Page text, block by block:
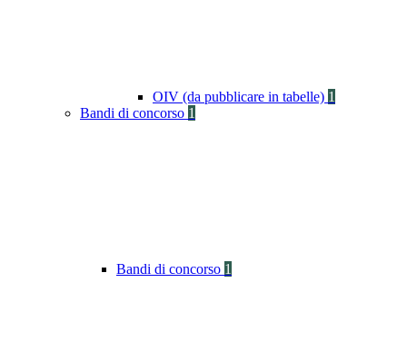
OIV (da pubblicare in tabelle) 1
Bandi di concorso 1
Bandi di concorso 1